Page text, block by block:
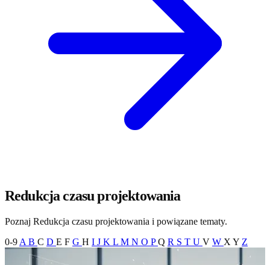
Redukcja czasu projektowania
Poznaj Redukcja czasu projektowania i powiązane tematy.
0-9 A B C D E F G H I J K L M N O PQ R S T U V W X Y Z